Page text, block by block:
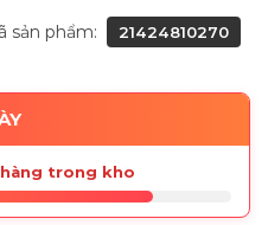
sản phẩm: 21424810270
hàng trong kho